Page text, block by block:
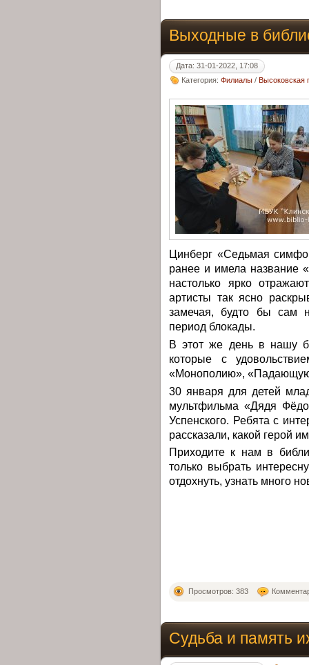
Выходные в
Дата: 31-01-2022, 17:08
Категория: Филиалы / Высоковская
Цинберг «Седьмая
ранее и имела название
настолько ярко
артисты так ясно
замечая, будто бы сам
период блокады.
В этот же день в нашу
которые с
«Монополию»,
30 января для детей
мультфильма «Дядя
Успенского. Ребята с
рассказали, какой герой
Приходите к нам в
только выбрать
отдохнуть, узнать много
Просмотров: 383
Судьба и память